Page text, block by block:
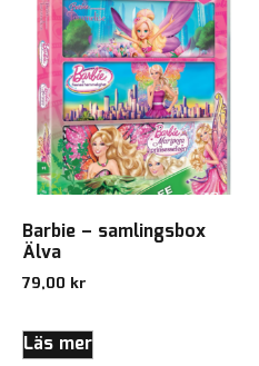
Barbie – samlingsbox
Älva
79,00 kr
Läs mer